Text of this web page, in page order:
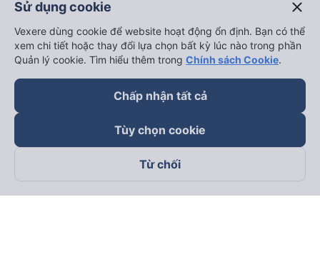
Theo dõi chúng tôi trên
Sử dụng cookie close
Vexere dùng cookie để website hoạt động ổn định. Bạn có thể
xem chi tiết hoặc thay đổi lựa chọn bất kỳ lúc nào trong phần
Quản lý cookie. Tìm hiểu thêm trong Chính sách Cookie.
Chấp nhận tất cả
Tùy chọn cookie
Từ chối